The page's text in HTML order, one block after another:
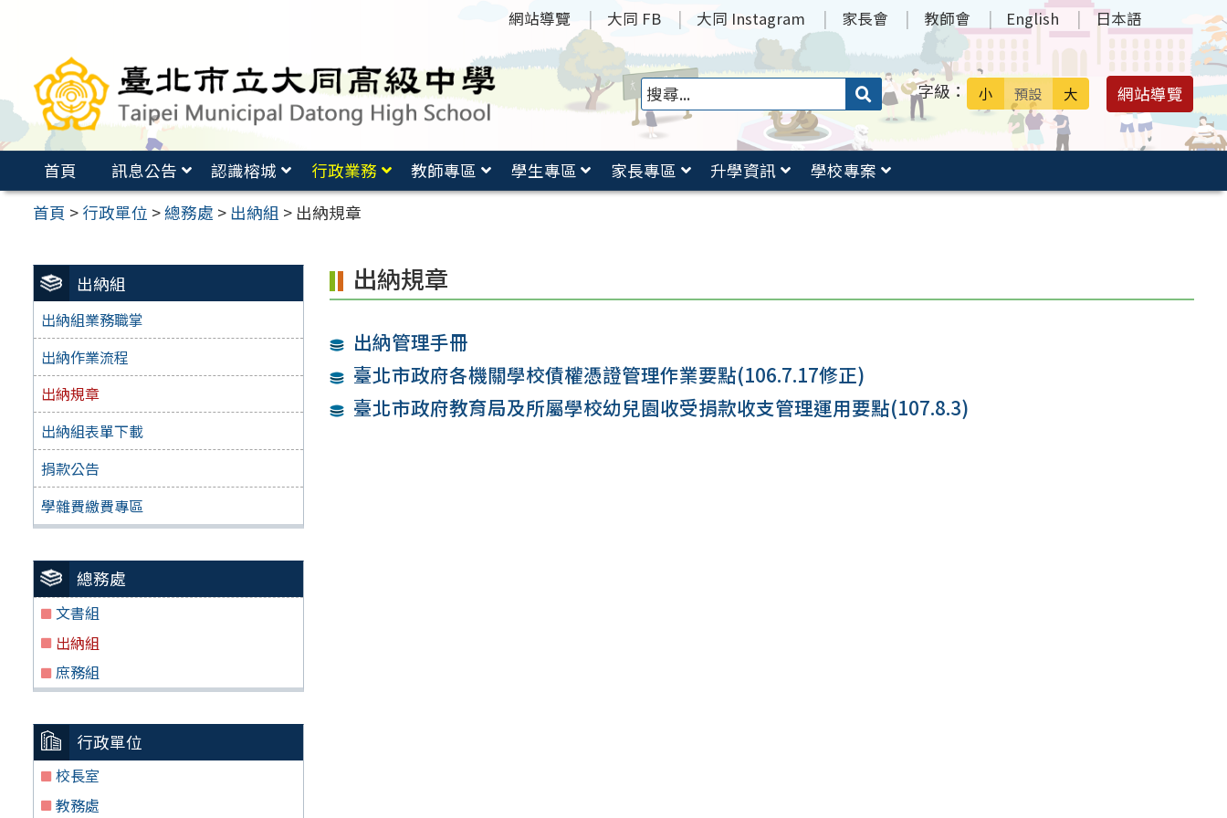
要
容
網站導覽 大同 FB 大同 Instagram 家長會 教師會 English 日本語
搜
送出 字級： 小 預設 大 網站導覽
首頁 訊息公告 認識榕城 行政業務 教師專區 學生專區 家長專區 升學資訊
學校專案
首頁 > 行政單位 >總務處 > 出納組 > 出納規章
出納組
出納組業務職掌
出納作業流程
出納規章
出納組表單下載
捐款公告
學雜費繳費專區
總務處
文書組
出納組
庶務組
行政單位
校長室
教務處
出納規章
出納管理手冊
臺北市政府各機關學校債權憑證管理作業要點(106.7.17修正)
臺北市政府教育局及所屬學校幼兒園收受捐款收支管理運用要點(107.8.3)